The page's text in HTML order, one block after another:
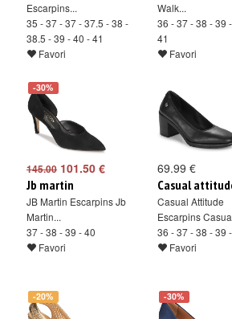
Escarpins...
35 - 37 - 37 - 37.5 - 38 -
38.5 - 39 - 40 - 41
Favori
Walk...
36 - 37 - 38 - 39
41
Favori
-30%
145.00 101.50 €
Jb martin
JB Martin Escarpins Jb
Martin...
37 - 38 - 39 - 40
Favori
69.99 €
Casual
Casual Attitude
Escarpins
36 - 37 - 38 - 39
Favori
-20% -30%